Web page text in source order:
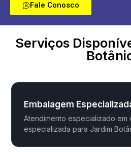
Fale Conosco
Serviços
Embalagem
Atendimento especializado em
especializada para Jardim